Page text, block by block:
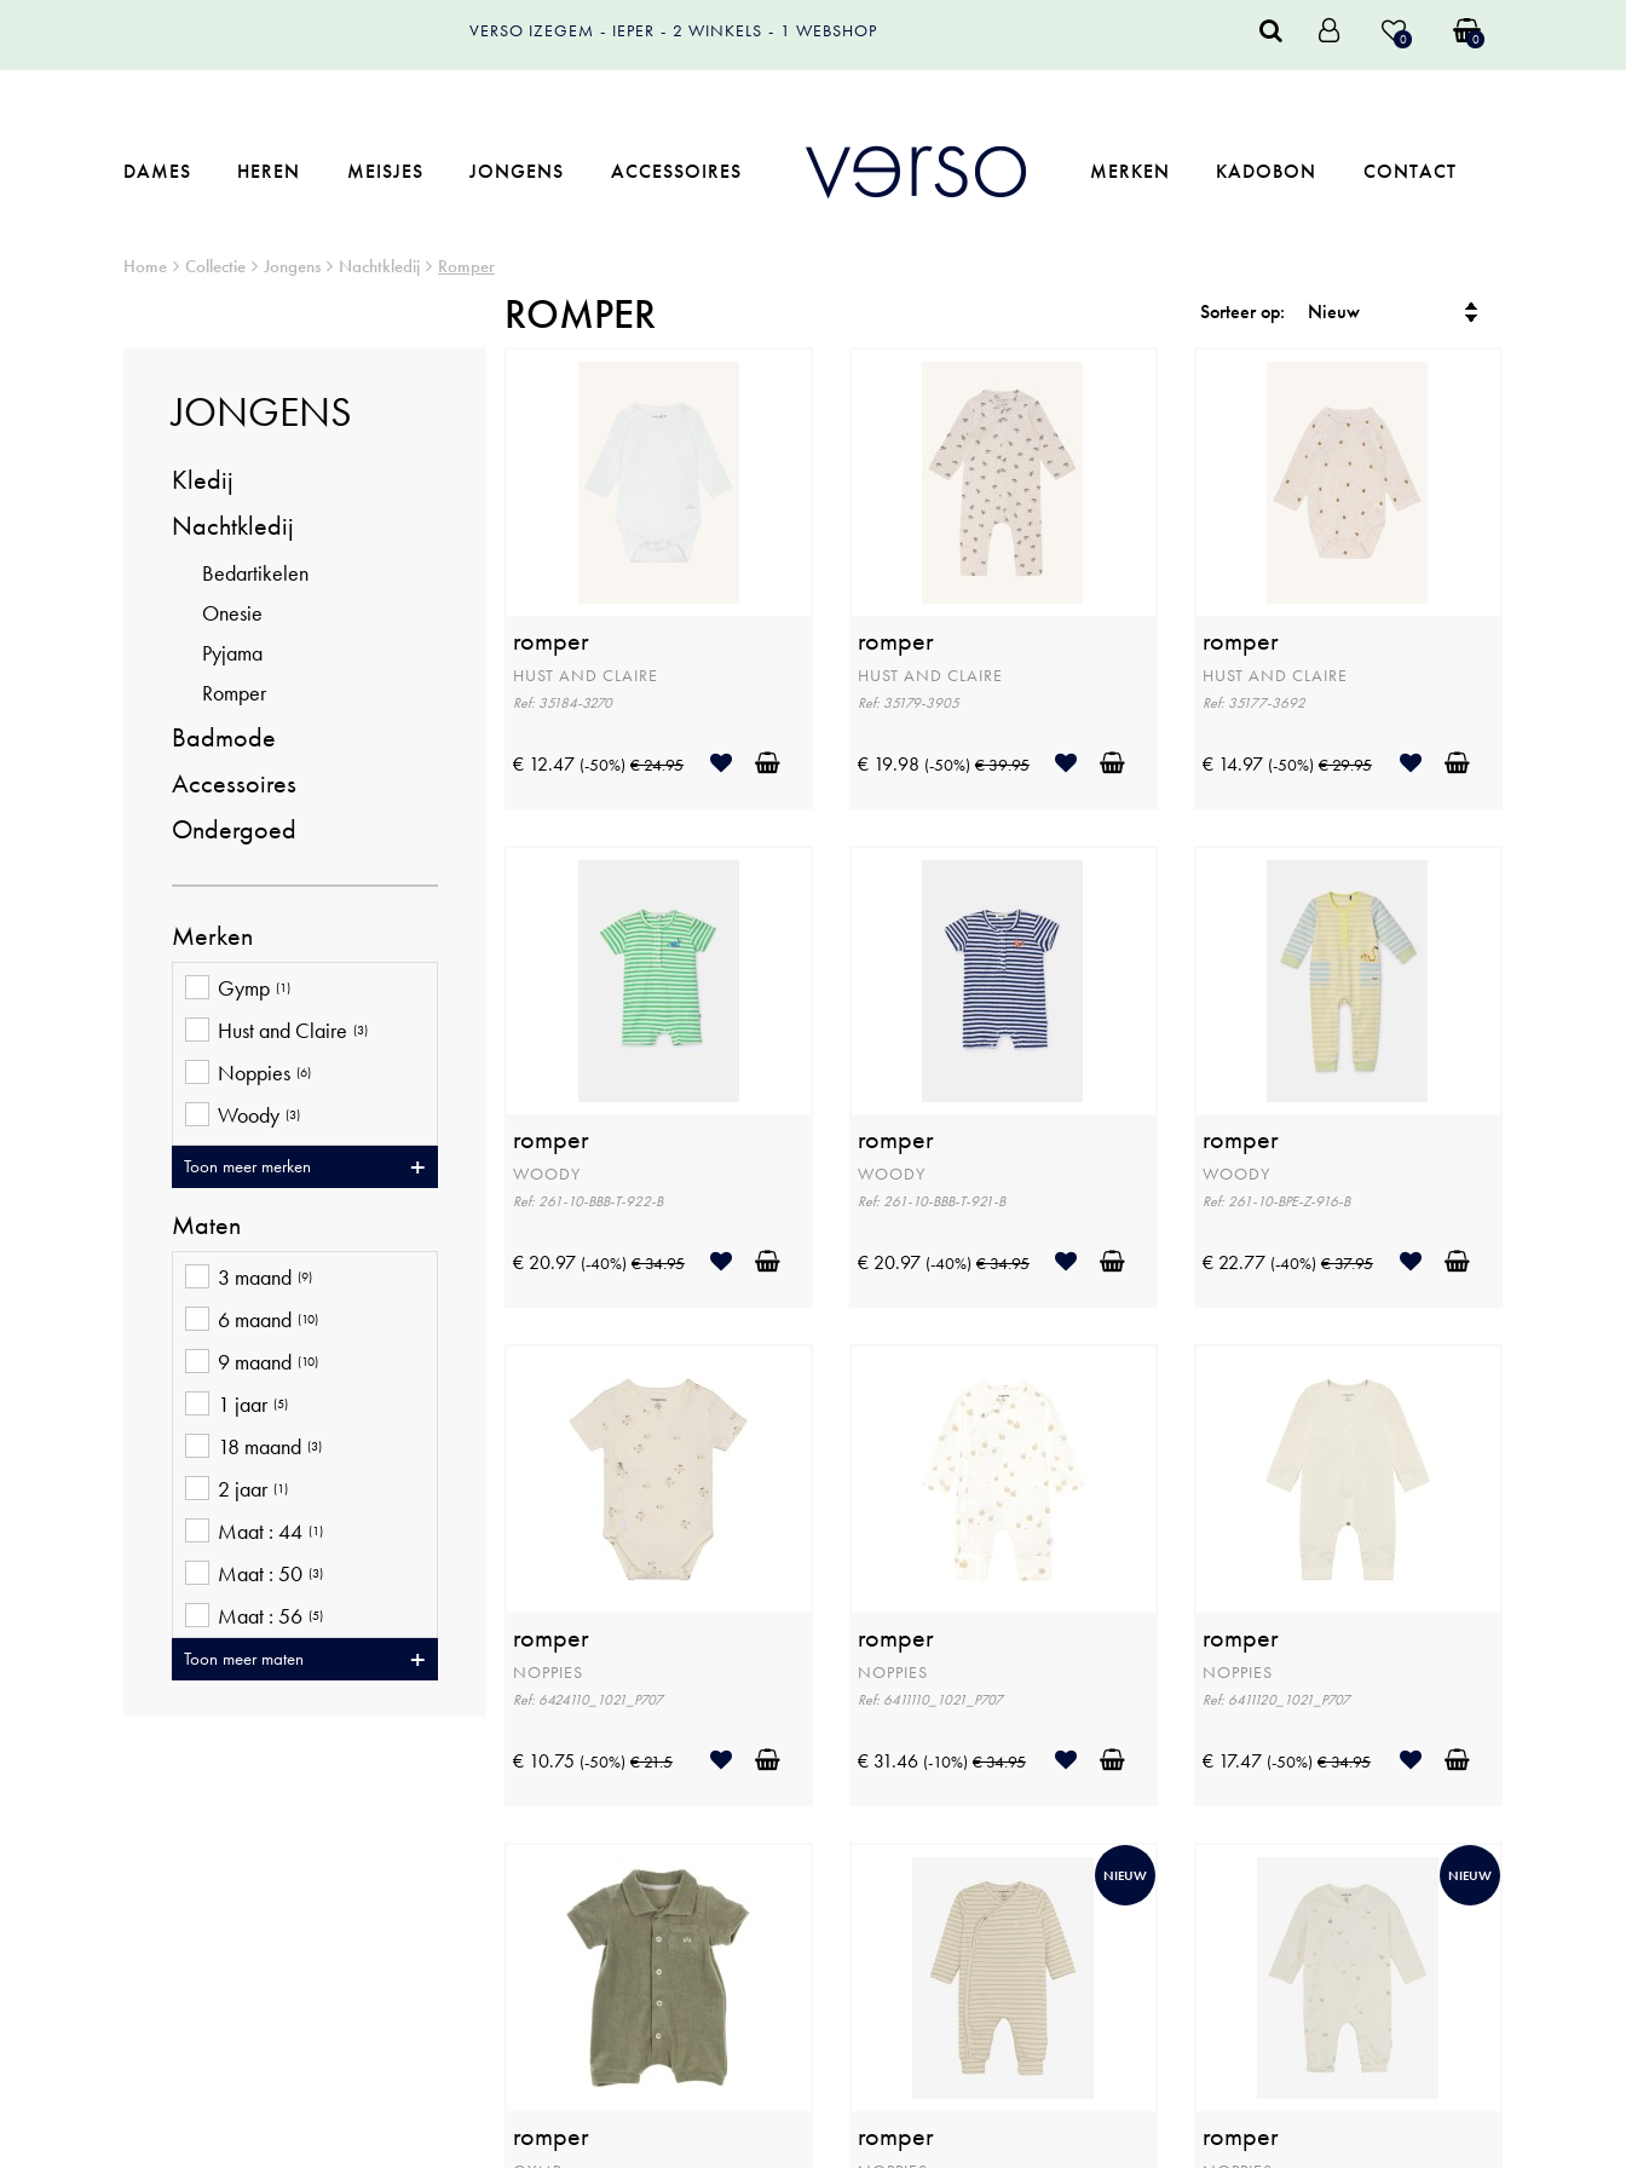
VERSO IZEGEM IEPER 2 WINKELS 1 WEBSHOP 0 0
DAMES HEREN MEISJES JONGENS ACCESSOIRES MERKEN KADOBON CONTACT
Home Collectie Jongens Nachtkledij Romper
ROMPER Sorteer op:
JONGENS
Kledij
Nachtkledij
Bedartikelen
Onesie
Pyjama
Romper
Badmode
Accessoires
Ondergoed
Merken
Gymp (1)
Hust and Claire (3)
Noppies (6)
Woody (3)
Toon meer merken
Maten
3 maand (9)
6 maand (10)
9 maand (10)
1 jaar (5)
18 maand (3)
2 jaar (1)
Maat : 44 (1)
Maat : 50 (3)
Maat : 56 (5)
Toon meer maten
romper
HUST AND CLAIRE
Ref: 35184-3270
€ 12.47 (-50%) € 24.95
romper
HUST AND CLAIRE
Ref: 35179-3905
€ 19.98 (-50%) € 39.95
romper
HUST AND CLAIRE
Ref: 35177-3692
€ 14.97 (-50%) € 29.95
romper
WOODY
Ref: 261-10-BBB-T-922-B
€ 20.97 (-40%) € 34.95
romper
WOODY
Ref: 261-10-BBB-T-921-B
€ 20.97 (-40%) € 34.95
romper
WOODY
Ref: 261-10-BPE-Z-916-B
€ 22.77 (-40%) € 37.95
romper
NOPPIES
Ref: 6424110_1021_P707
€ 10.75 (-50%) € 21.5
romper
NOPPIES
Ref: 6411110_1021_P707
€ 31.46 (-10%) € 34.95
romper
NOPPIES
Ref: 6411120_1021_P707
€ 17.47 (-50%) € 34.95
romper
NIEUW
romper
NIEUW
romper